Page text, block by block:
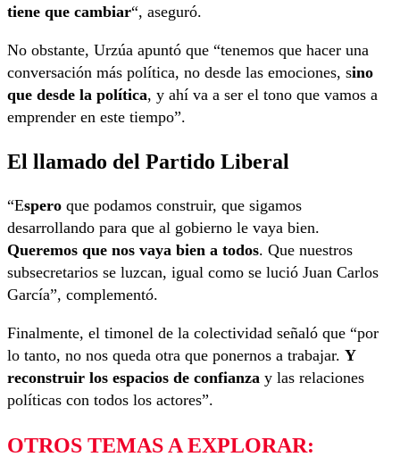
tiene que cambiar“, aseguró.
No obstante, Urzúa apuntó que “tenemos que hacer una
conversación más política, no desde las emociones, sino
que desde la política, y ahí va a ser el tono que vamos a
emprender en este tiempo”.
El llamado del Partido Liberal
“Espero que podamos construir, que sigamos
desarrollando para que al gobierno le vaya bien.
Queremos que nos vaya bien a todos. Que nuestros
subsecretarios se luzcan, igual como se lució Juan Carlos
García”, complementó.
Finalmente, el timonel de la colectividad señaló que “por
lo tanto, no nos queda otra que ponernos a trabajar. Y
reconstruir los espacios de confianza y las relaciones
políticas con todos los actores”.
OTROS TEMAS A EXPLORAR: